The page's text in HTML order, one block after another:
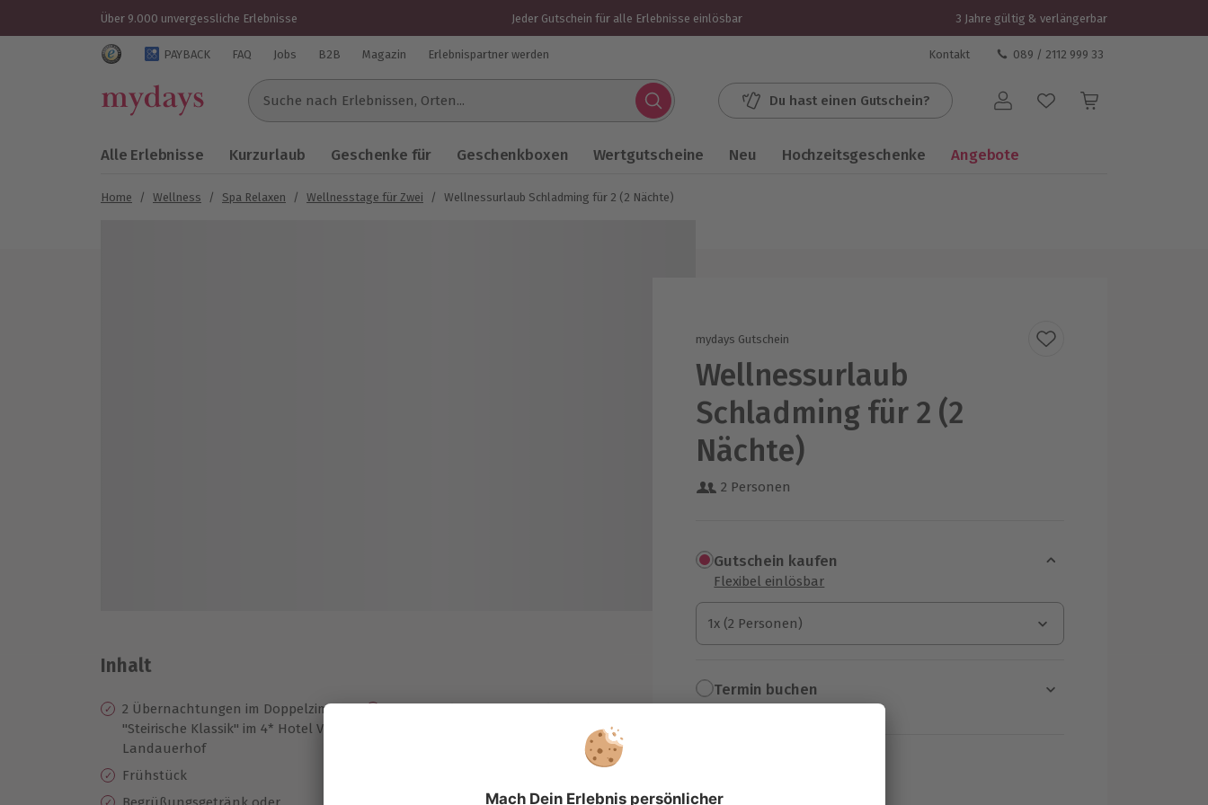
Über 9.000 unvergessliche Erlebnisse Jeder Gutschein für alle Erlebnisse einlösbar 3 Jahre gültig & verlängerbar
Trustedshops Bewertungen für mydays.de
PAYBACK FAQ Jobs B2B Magazin Erlebnispartner werden Kontakt 089 / 2112 999 33
Suche nach Erlebnissen...
Du hast einen Gutschein? Benutzerkonto
Alle Erlebnisse Kurzurlaub Geschenke für Geschenkboxen Wertgutscheine Neu Hochzeitsgeschenke Angebote
Home / Wellness / Spa Relaxen / Wellnesstage für Zwei / Wellnessurlaub Schladming für 2 (2 Nächte)
mydays Gutschein
Wellnessurlaub
Schladming für 2 (2
Nächte)
2 Personen
Gutschein kaufen
Flexibel einlösbar
1x (2 Personen)
1x (2 Personen)
1x (2 Personen)
Termin buchen
Inhalt
2 Übernachtungen im Doppelzimmer
"Steirische Klassik" im 4* Hotel Vitaler
Landauerhof
Frühstück
Nutzung des Fitness- und
1x Wasserbettmassage pro Zimmer